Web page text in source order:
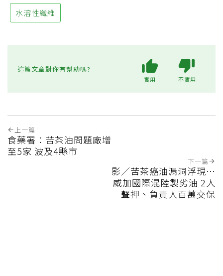
水溶性纖維
這篇文章對你有幫助嗎?
實用 不實用
上一篇
食藥署：苦茶油問題廠增
至5家 波及4縣市
下一篇
影／苦茶癌油漏洞浮現…
威加國際混陸製劣油 2人
聲押、負責人百萬交保